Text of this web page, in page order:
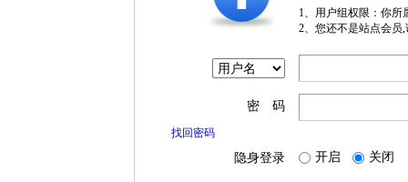
1、用户组权限：你所
2、您还不是站点会员
密 码
找回密码
隐身登录 开启 关闭